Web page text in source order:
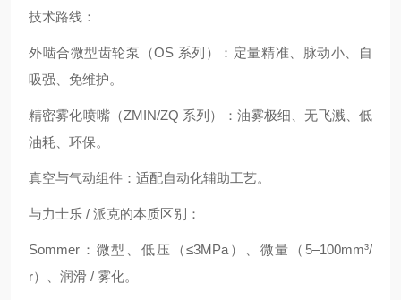
技术路线：
外啮合微型齿轮泵（OS 系列）：定量精准、脉动小、自
吸强、免维护。
精密雾化喷嘴（ZMIN/ZQ 系列）：油雾极细、无飞溅、低
油耗、环保。
真空与气动组件：适配自动化辅助工艺。
与力士乐 / 派克的本质区别：
Sommer：微型、低压（≤3MPa）、微量（5–100mm³/
r）、润滑 / 雾化。